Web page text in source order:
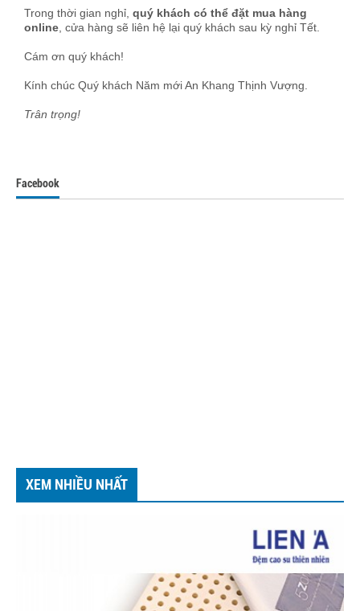
Trong thời gian nghỉ, quý khách có thể đặt mua hàng
online , cửa hàng sẽ liên hệ lại quý khách sau kỳ nghỉ Tết.
Cám ơn quý khách!
Kính chúc Quý khách Năm mới An Khang Thịnh Vượng.
Trân trọng!
Facebook
XEM NHIỀU NHẤT